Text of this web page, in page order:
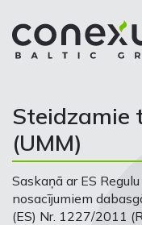
Steidzamie
(UMM)
Saskaņā ar ES
nosacījumiem
(ES) Nr. 1227/2011